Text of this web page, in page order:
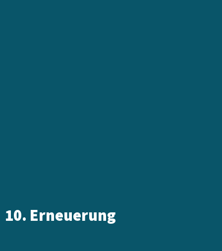
10. Erneuerung